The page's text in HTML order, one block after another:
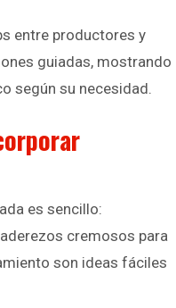
entre productores y
guiadas, mostrando
según su necesidad.
es sencillo:
cremosos para
son ideas fáciles